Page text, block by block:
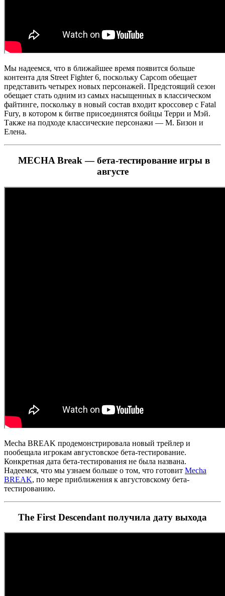
Мы надеемся, что в ближайшее время появится больше
контента для Street Fighter 6, поскольку Capcom обещает
представить четырех новых персонажей. Предстоящий сезон
обещает стать одним из самых насыщенных в классическом
файтинге, поскольку в новый состав входит кроссовер с Fatal
Fury, в котором к битве присоединятся бойцы Терри и Мэй.
Также на подходе классические персонажи — М. Бизон и
Елена.
MECHA Break — бета-тестирование игры в
августе
Mecha BREAK продемонстрировала новый трейлер и
пообещала игрокам августовское бета-тестирование.
Конкретная дата бета-тестирования не была названа.
Надеемся, что мы узнаем больше о том, что готовит Mecha
BREAK, по мере приближения к августовскому бета-
тестированию.
The First Descendant получила дату выхода